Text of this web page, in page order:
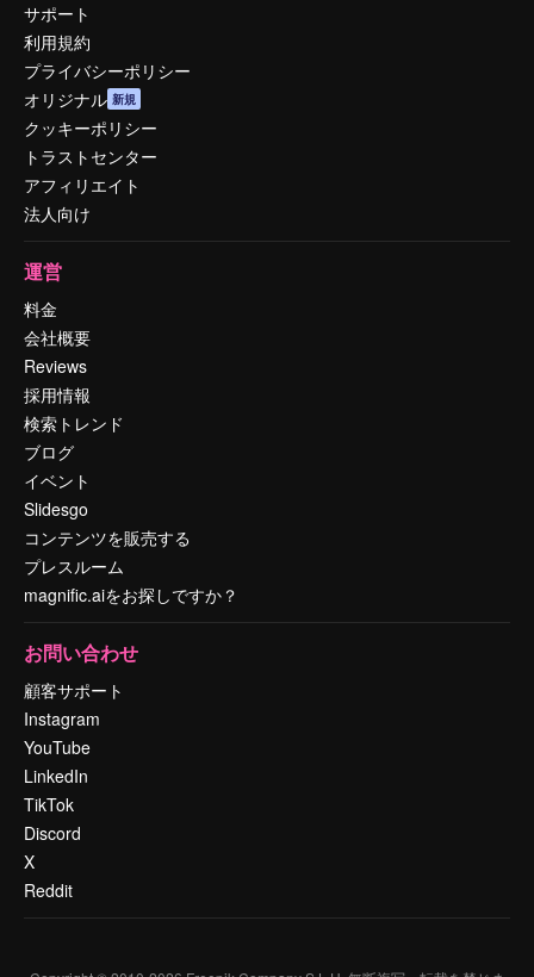
サポート
利用規約
プライバシーポリシー
オリジナル 新規
クッキーポリシー
トラストセンター
アフィリエイト
法人向け
運営
料金
会社概要
Reviews
採用情報
検索トレンド
ブログ
イベント
Slidesgo
コンテンツを販売する
プレスルーム
magnific.aiをお探しですか？
お問い合わせ
顧客サポート
Instagram
YouTube
LinkedIn
TikTok
Discord
X
Reddit